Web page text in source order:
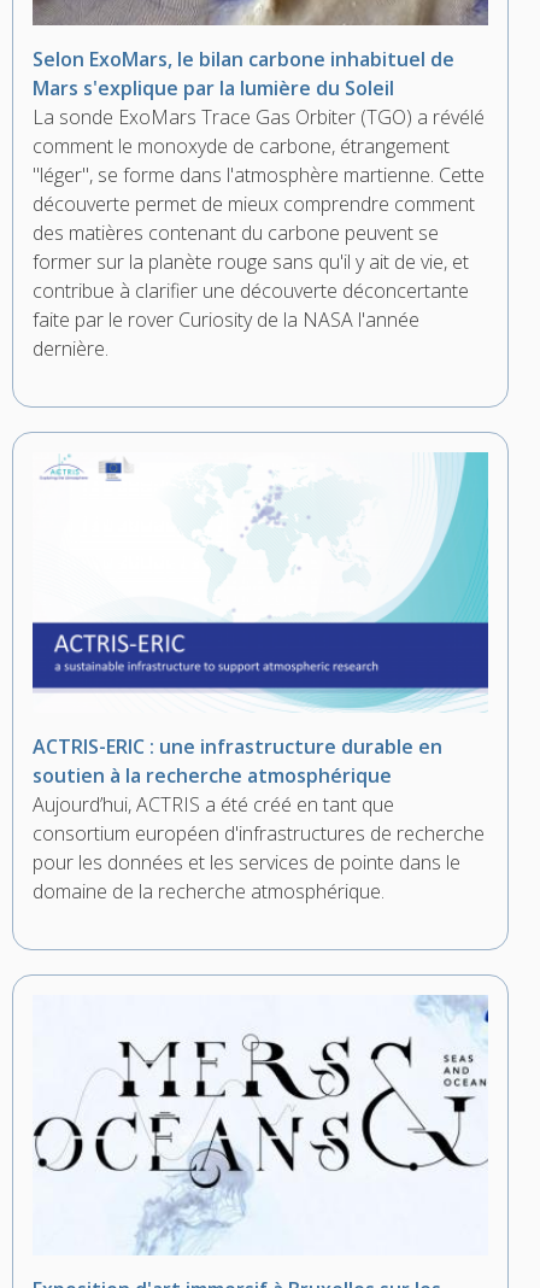
Selon ExoMars, le bilan carbone inhabituel de
Mars s'explique par la lumière du Soleil
La sonde ExoMars Trace Gas Orbiter (TGO) a révélé
comment le monoxyde de carbone, étrangement
"léger", se forme dans l'atmosphère martienne. Cette
découverte permet de mieux comprendre comment
des matières contenant du carbone peuvent se
former sur la planète rouge sans qu'il y ait de vie, et
contribue à clarifier une découverte déconcertante
faite par le rover Curiosity de la NASA l'année
dernière.
ACTRIS-ERIC : une infrastructure durable en
soutien à la recherche atmosphérique
Aujourd’hui, ACTRIS a été créé en tant que
consortium européen d'infrastructures de recherche
pour les données et les services de pointe dans le
domaine de la recherche atmosphérique.